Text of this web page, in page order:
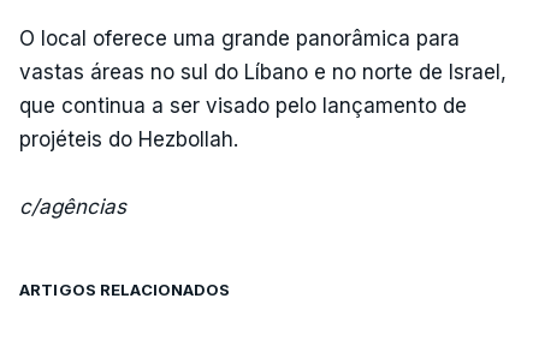
O local oferece uma grande panorâmica para
vastas áreas no sul do Líbano e no norte de Israel,
que continua a ser visado pelo lançamento de
projéteis do Hezbollah.
c/agências
ARTIGOS RELACIONADOS